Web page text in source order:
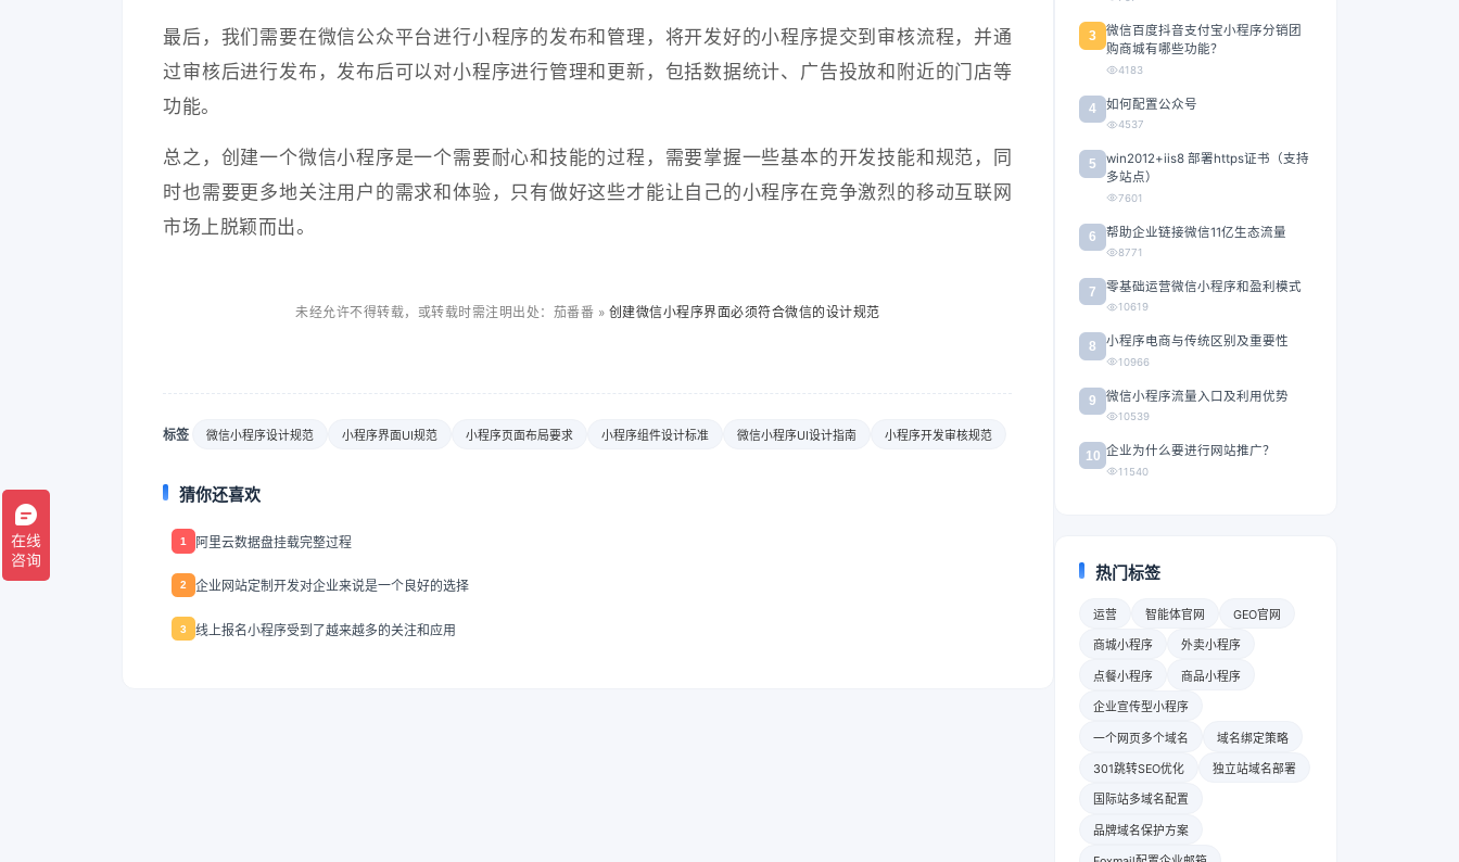
最后，我们需要在微信公众平台进行小程序的发布和管理，将开发好的小程序提交到审核流程，并通
过审核后进行发布，发布后可以对小程序进行管理和更新，包括数据统计、广告投放和附近的门店等
功能。
总之，创建一个微信小程序是一个需要耐心和技能的过程，需要掌握一些基本的开发技能和规范，同
时也需要更多地关注用户的需求和体验，只有做好这些才能让自己的小程序在竞争激烈的移动互联网
市场上脱颖而出。
未经允许不得转载，或转载时需注明出处：茄番番 » 创建微信小程序界面必须符合微信的设计规范
标签 微信小程序设计规范 小程序界面UI规范 小程序页面布局要求 小程序组件设计标准 微信小程序UI设计指南 小程序开发审核规范
猜你还喜欢
1 阿里云数据盘挂载完整过程
2 企业网站定制开发对企业来说是一个良好的选择
3 线上报名小程序受到了越来越多的关注和应用
3
微信百度抖音支付宝小程序分销团
购商城有哪些功能？
4183
4 如何配置公众号
4537
5
win2012+iis8 部署https证书（支持
多站点）
7601
6 帮助企业链接微信11亿生态流量
8771
7 零基础运营微信小程序和盈利模式
10619
8 小程序电商与传统区别及重要性
10966
9 微信小程序流量入口及利用优势
10539
10 企业为什么要进行网站推广？
11540
热门标签
运营 智能体官网 GEO官网
商城小程序 外卖小程序
点餐小程序 商品小程序
企业宣传型小程序
一个网页多个域名 域名绑定策略
301跳转SEO优化 独立站域名部署
国际站多域名配置
品牌域名保护方案